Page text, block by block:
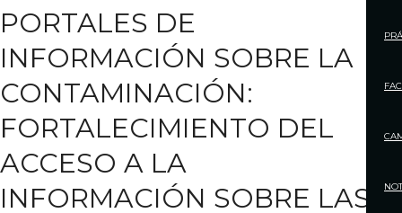
PORTALES DE
INFORMACIÓN SOBRE LA
CONTAMINACIÓN:
FORTALECIMIENTO DEL
ACCESO A LA
INFORMACIÓN SOBRE LAS
: